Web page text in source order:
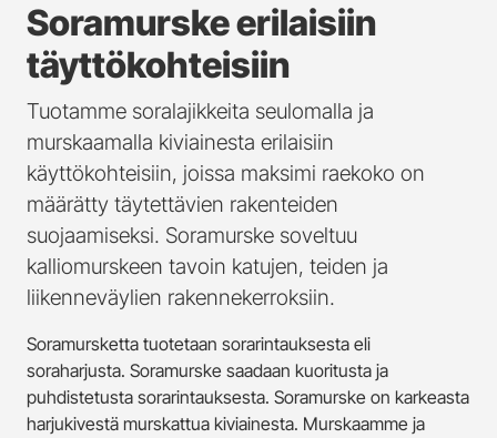
Soramurske erilaisiin
täyttökohteisiin
Tuotamme soralajikkeita seulomalla ja
murskaamalla kiviainesta erilaisiin
käyttökohteisiin, joissa maksimi raekoko on
määrätty täytettävien rakenteiden
suojaamiseksi. Soramurske soveltuu
kalliomurskeen tavoin katujen, teiden ja
liikenneväylien rakennekerroksiin.
Soramursketta tuotetaan sorarintauksesta eli
soraharjusta. Soramurske saadaan kuoritusta ja
puhdistetusta sorarintauksesta. Soramurske on karkeasta
harjukivestä murskattua kiviainesta. Murskaamme ja